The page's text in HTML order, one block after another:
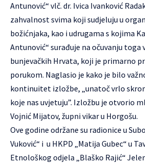
Antunović“ vlč. dr. Ivica Ivanković
zahvalnost svima koji sudjeluju u
božićnjaka, kao i udrugama s kojima
Antunović“ surađuje na očuvanju toga
bunjevačkih Hrvata, koji je primarno
porukom. Naglasio je kako je bilo
kontinuitet izložbe, „unatoč vrlo
koje nas uvjetuju”. Izložbu je otvorio
Vojnić Mijatov, župni vikar u Horgošu.
Ove godine održane su radionice u
Vuković“ i u HKPD „Matija Gubec“ u
Etnološkog odjela „Blaško Rajić“